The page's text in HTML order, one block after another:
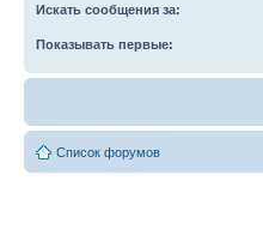
Искать сообщения за:
Показывать первые:
Список форумов